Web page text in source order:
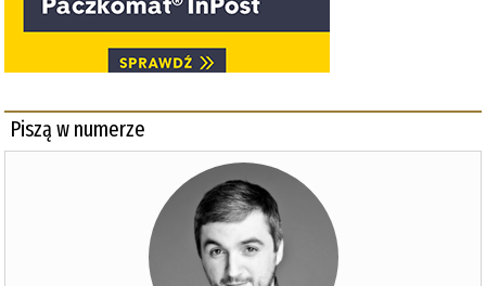
Piszą w numerze